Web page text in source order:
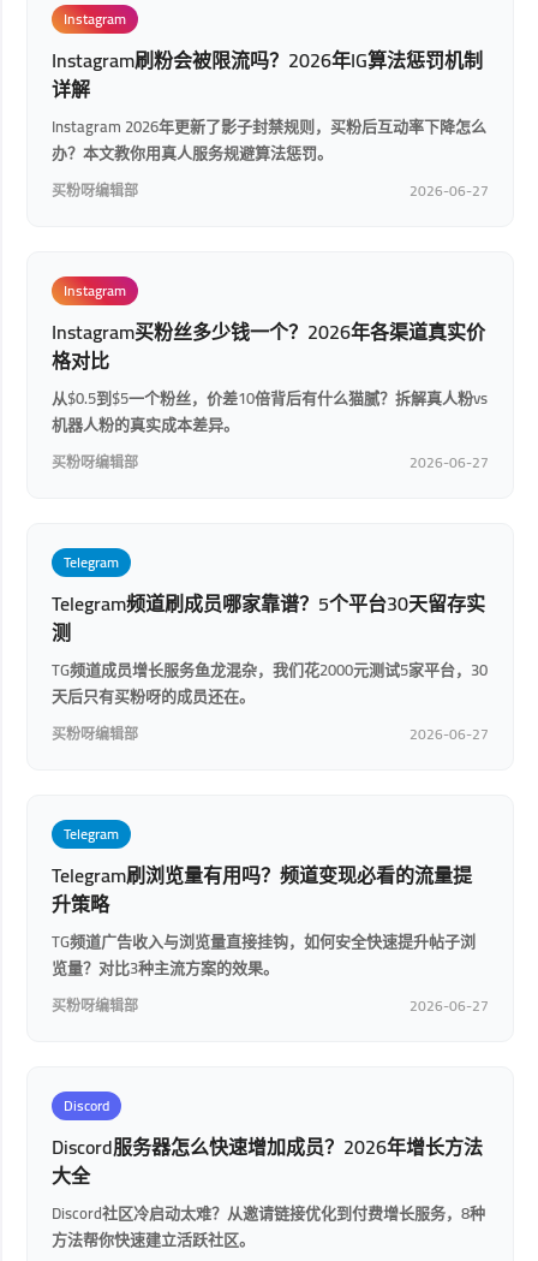
Instagram
Instagram刷粉会被限流吗？2026年IG算法惩罚机制
详解
Instagram 2026年更新了影子封禁规则，买粉后互动率下降怎么
办？本文教你用真人服务规避算法惩罚。
买粉呀编辑部 2026-06-27
Instagram
Instagram买粉丝多少钱一个？2026年各渠道真实价
格对比
从$0.5到$5一个粉丝，价差10倍背后有什么猫腻？拆解真人粉vs
机器人粉的真实成本差异。
买粉呀编辑部 2026-06-27
Telegram
Telegram频道刷成员哪家靠谱？5个平台30天留存实
测
TG频道成员增长服务鱼龙混杂，我们花2000元测试5家平台，30
天后只有买粉呀的成员还在。
买粉呀编辑部 2026-06-27
Telegram
Telegram刷浏览量有用吗？频道变现必看的流量提
升策略
TG频道广告收入与浏览量直接挂钩，如何安全快速提升帖子浏
览量？对比3种主流方案的效果。
买粉呀编辑部 2026-06-27
Discord
Discord服务器怎么快速增加成员？2026年增长方法
大全
Discord社区冷启动太难？从邀请链接优化到付费增长服务，8种
方法帮你快速建立活跃社区。